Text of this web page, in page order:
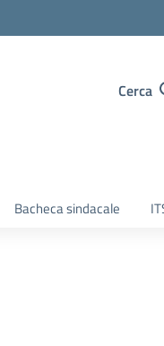
Cerca
Bacheca sindacale